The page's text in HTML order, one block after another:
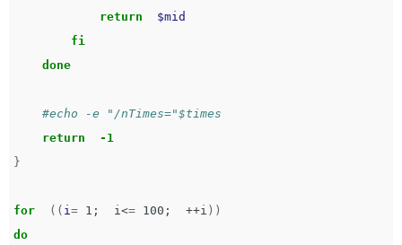
return
$mid
fi
    done
#echo -e "/nTimes="$times
return
-1
}
for (( i= 1 ;
  i<
= 100 ;
  ++i
))
do